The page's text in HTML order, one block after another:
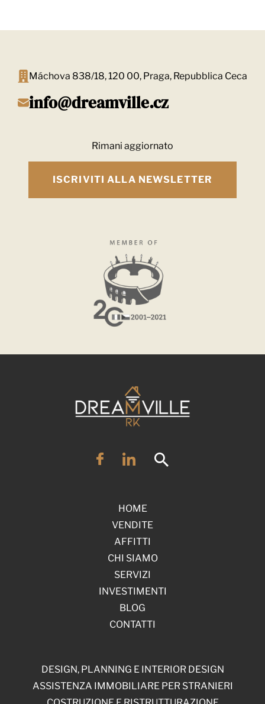
Máchova 838/18, 120 00, Praga, Repubblica Ceca
info@dreamville.cz
Rimani aggiornato
ISCRIVITI ALLA NEWSLETTER
HOME
VENDITE
AFFITTI
CHI SIAMO
SERVIZI
INVESTIMENTI
BLOG
CONTATTI
DESIGN, PLANNING E INTERIOR DESIGN
ASSISTENZA IMMOBILIARE PER STRANIERI